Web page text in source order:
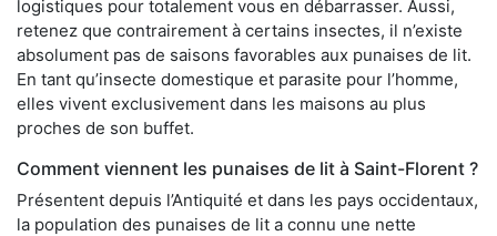
logistiques pour totalement vous en débarrasser. Aussi,
retenez que contrairement à certains insectes, il n’existe
absolument pas de saisons favorables aux punaises de lit.
En tant qu’insecte domestique et parasite pour l’homme,
elles vivent exclusivement dans les maisons au plus
proches de son buffet.
Comment viennent les punaises de lit à Saint-Florent ?
Présentent depuis l’Antiquité et dans les pays occidentaux,
la population des punaises de lit a connu une nette